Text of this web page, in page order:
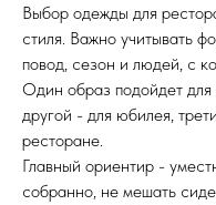
Выбор одежды для
стиля. Важно учитывать
повод, сезон и людей, с
Один образ подойдет
другой - для юбилея,
ресторане.
Главный ориентир -
собранно, не мешать